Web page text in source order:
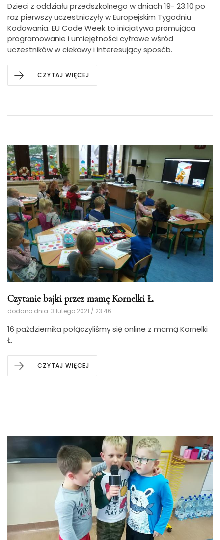
Dzieci z oddziału przedszkolnego w dniach 19- 23.10 po
raz pierwszy uczestniczyły w Europejskim Tygodniu
Kodowania. EU Code Week to inicjatywa promująca
programowanie i umiejętności cyfrowe wśród
uczestników w ciekawy i interesujący sposób.
CZYTAJ WIĘCEJ
Czytanie bajki przez mamę Kornelki Ł.
dodano dnia: 3 lutego 2021 / 23:46
16 października połączyliśmy się online z mamą Kornelki
Ł.
CZYTAJ WIĘCEJ